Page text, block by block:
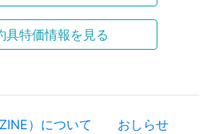
具特価情報を見る
）について おしらせ